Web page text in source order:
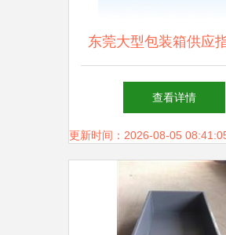
东莞大型包装箱供应
择优质生产厂家及价
查看详情
更新时间：2026-08-05